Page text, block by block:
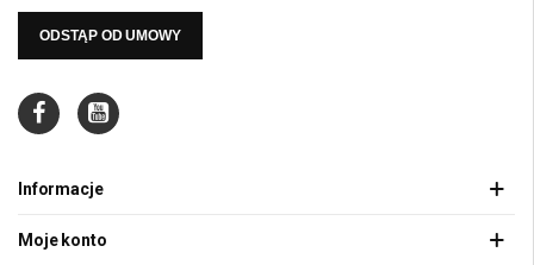
ODSTĄP OD UMOWY
Informacje
Moje konto